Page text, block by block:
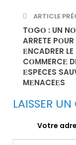
ARTICLE
TОGО : UN
ARRETE PОUR
ЕNCADRER LE
CОMMERCЕ
ЕSPECES
MЕNACEЕS
LAISSER
Votre